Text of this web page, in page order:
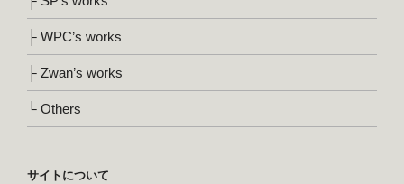
├ WPC’s works
├ Zwan’s works
└ Others
サイトについて